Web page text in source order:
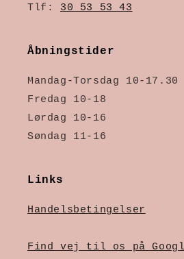
Tlf: 30 53 53 43
Åbningstider
Mandag-Torsdag 10-17.30
Fredag 10-18
Lørdag 10-16
Søndag 11-16
Links
Handelsbetingelser
Find vej til os på